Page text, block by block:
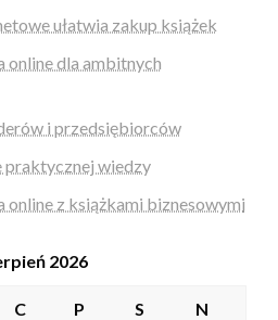
ułatwia zakup książek
online dla ambitnych
i przedsiębiorców
praktycznej wiedzy
online z książkami biznesowymi
2026
C P S N